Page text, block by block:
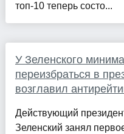
топ-10 теперь состо...
У Зеленского
переизбраться в
возглавил
Действующий
Зеленский занял